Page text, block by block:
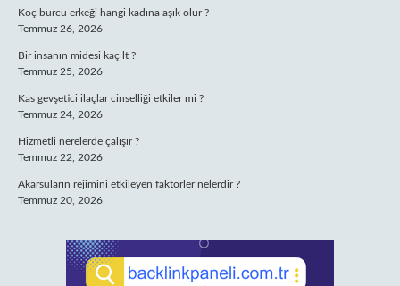
Koç burcu erkeği hangi kadına aşık olur ?
Temmuz 26, 2026
Bir insanın midesi kaç lt ?
Temmuz 25, 2026
Kas gevşetici ilaçlar cinselliği etkiler mi ?
Temmuz 24, 2026
Hizmetli nerelerde çalışır ?
Temmuz 22, 2026
Akarsuların rejimini etkileyen faktörler nelerdir ?
Temmuz 20, 2026